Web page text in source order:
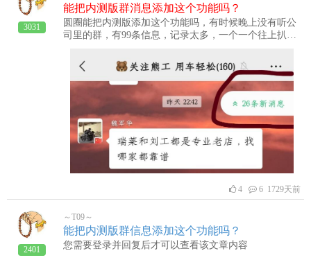
3031
能把内测版群消息添加这个功能吗？
圆圈能把内测版添加这个功能吗，有时候晚上没有听公
司里的群，有99条信息，记录太多，一个一个往上扒，
不能添加一键回到顶上从没有听的那一条开始。还有通
讯录好友，有的不在线，想找某个人单聊，还得一个一
个找。能不能优先把在线的好友放在顶上？
4 6 1729天前
2401
～T09～
能把内测版群信息添加这个功能吗？
您需要登录并回复后才可以查看该文章内容